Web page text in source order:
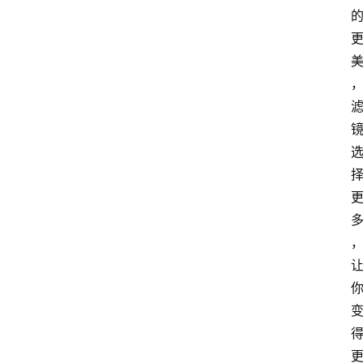
的
更
美
，
滤
镜
选
择
更
多
，
让
你
变
得
更